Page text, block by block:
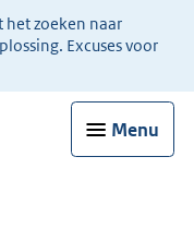
zoeken naar
Excuses voor
Menu